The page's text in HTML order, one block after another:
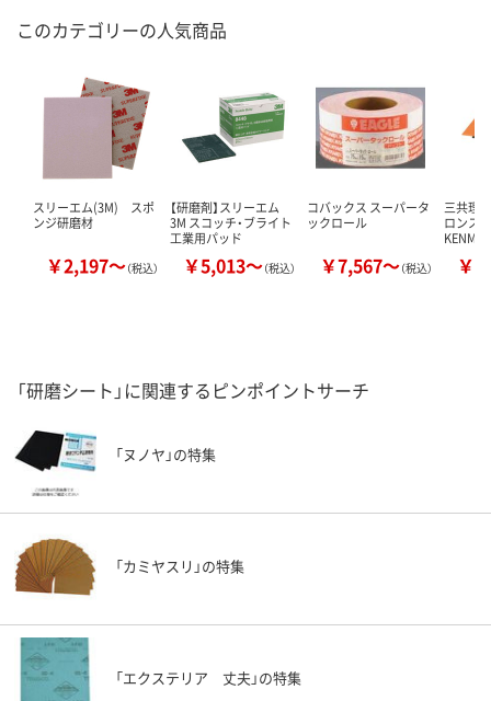
このカテゴリーの人気商品
スリーエム(3M) スポ
ンジ研磨材
￥2,197～（税込）
【研磨剤】スリーエム
3M スコッチ・ブライト
工業用パッド
￥5,013～（税込）
コバックス スーパータ
ックロール
￥7,567～（税込）
三共理
ロンス
￥
「研磨シート」に関連するピンポイントサーチ
「ヌノヤ」の特集
「カミヤスリ」の特集
「エクステリア 丈夫」の特集